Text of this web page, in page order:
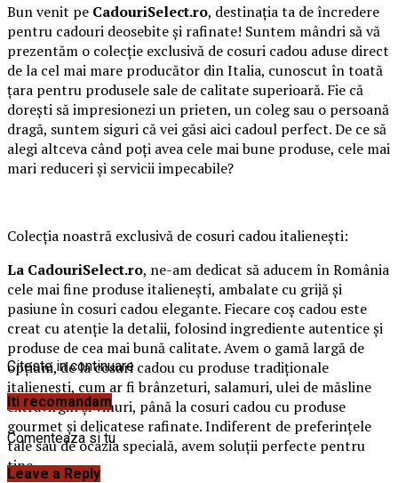
Bun venit pe CadouriSelect.ro, destinația ta de încredere
pentru cadouri deosebite și rafinate! Suntem mândri să vă
prezentăm o colecție exclusivă de cosuri cadou aduse direct
de la cel mai mare producător din Italia, cunoscut în toată
țara pentru produsele sale de calitate superioară. Fie că
dorești să impresionezi un prieten, un coleg sau o persoană
dragă, suntem siguri că vei găsi aici cadoul perfect. De ce să
alegi altceva când poți avea cele mai bune produse, cele mai
mari reduceri și servicii impecabile?
Colecția noastră exclusivă de cosuri cadou italienești:
La CadouriSelect.ro, ne-am dedicat să aducem în România
cele mai fine produse italienești, ambalate cu grijă și
pasiune în cosuri cadou elegante. Fiecare coș cadou este
creat cu atenție la detalii, folosind ingrediente autentice și
produse de cea mai bună calitate. Avem o gamă largă de
opțiuni, de la cosuri cadou cu produse tradiționale
italienești, cum ar fi brânzeturi, salamuri, ulei de măsline
extravirgin și vinuri, până la cosuri cadou cu produse
gourmet și delicatese rafinate. Indiferent de preferințele
tale sau de ocazia specială, avem soluții perfecte pentru
tine.
Citeste in continuare
Iti recomandam
Comenteaza si tu
Leave a Reply